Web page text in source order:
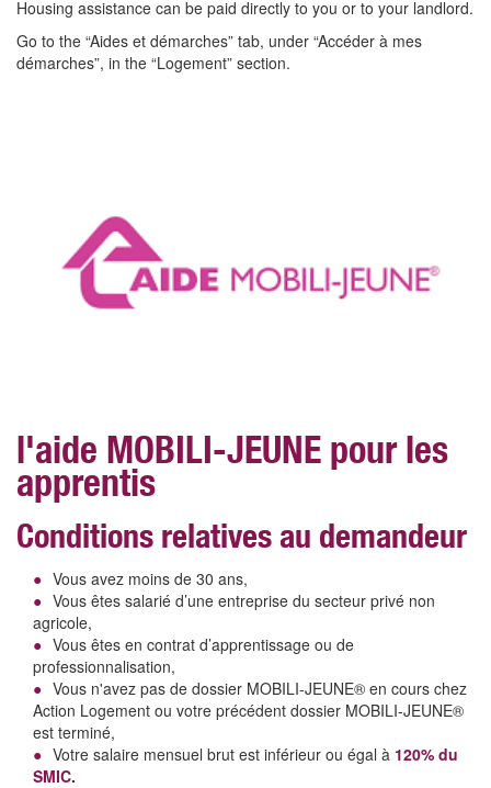
Housing assistance can be paid directly to you or to your landlord.
Go to the “Aides et démarches” tab, under “Accéder à mes
démarches”, in the “Logement” section.
l'aide MOBILI-JEUNE pour les
apprentis
Conditions relatives au demandeur
Vous avez moins de 30 ans,
Vous êtes salarié d’une entreprise du secteur privé non
agricole,
Vous êtes en contrat d’apprentissage ou de
professionnalisation,
Vous n'avez pas de dossier MOBILI-JEUNE® en cours chez
Action Logement ou votre précédent dossier MOBILI-JEUNE®
est terminé,
Votre salaire mensuel brut est inférieur ou égal à 120% du
SMIC.